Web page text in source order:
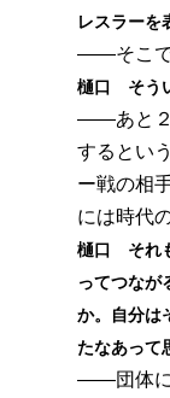
レスラーを
――そこで
樋口 そう
――あと２
するとい
ー戦の相
には時代
樋口 それ
ってつなが
か。自分は
たなあって
――団体に